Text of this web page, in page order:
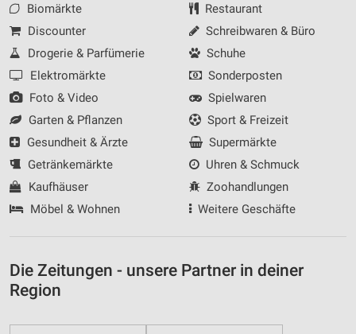
Biomärkte
Discounter
Drogerie & Parfümerie
Elektromärkte
Foto & Video
Garten & Pflanzen
Gesundheit & Ärzte
Getränkemärkte
Kaufhäuser
Möbel & Wohnen
Restaurant
Schreibwaren & Büro
Schuhe
Sonderposten
Spielwaren
Sport & Freizeit
Supermärkte
Uhren & Schmuck
Zoohandlungen
Weitere Geschäfte
Die Zeitungen - unsere Partner in deiner
Region